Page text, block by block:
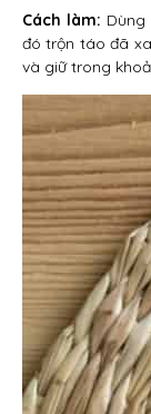
Cách làm:
đó trộn táo đã
và giữ trong